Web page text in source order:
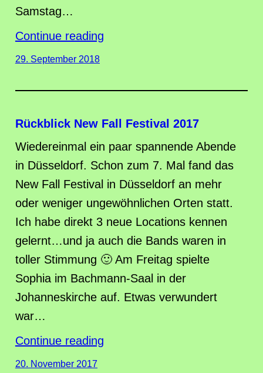
Samstag…
Continue reading
29. September 2018
Rückblick New Fall Festival 2017
Wiedereinmal ein paar spannende Abende
in Düsseldorf. Schon zum 7. Mal fand das
New Fall Festival in Düsseldorf an mehr
oder weniger ungewöhnlichen Orten statt.
Ich habe direkt 3 neue Locations kennen
gelernt…und ja auch die Bands waren in
toller Stimmung 🙂 Am Freitag spielte
Sophia im Bachmann-Saal in der
Johanneskirche auf. Etwas verwundert
war…
Continue reading
20. November 2017